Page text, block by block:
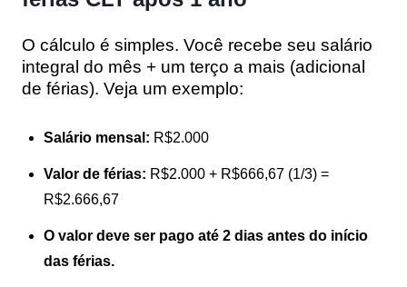
O cálculo é simples. Você recebe seu salário
integral do mês + um terço a mais (adicional
de férias). Veja um exemplo:
Salário mensal: R$2.000
Valor de férias: R$2.000 + R$666,67 (1/3) =
R$2.666,67
O valor deve ser pago até 2 dias antes do início
das férias.